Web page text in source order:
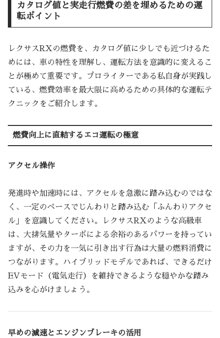
カタログ値と実走行燃費の差を埋めるための運
転ポイント
レクサスRXの燃費を、カタログ値に少しでも近づけるた
めには、車の特性を理解し、運転方法を意識的に変えるこ
とが極めて重要です。プロライターである私自身が実践し
ている、燃費効率を最大限に高めるための具体的な運転テ
クニックをご紹介します。
燃費向上に直結するエコ運転の極意
アクセル操作
発進時や加速時には、アクセルを急激に踏み込むのではな
く、一定のペースでじんわりと踏み込む「ふんわりアクセ
ル」を意識してください。レクサスRXのような高級車
は、大排気量やターボによる余裕のあるパワーを持ってい
ますが、その力を一気に引き出す行為は大量の燃料消費に
つながります。ハイブリッドモデルであれば、できるだけ
EVモード（電気走行）を維持できるような穏やかな踏み
込みを心がけましょう。
早めの減速とエンジンブレーキの活用